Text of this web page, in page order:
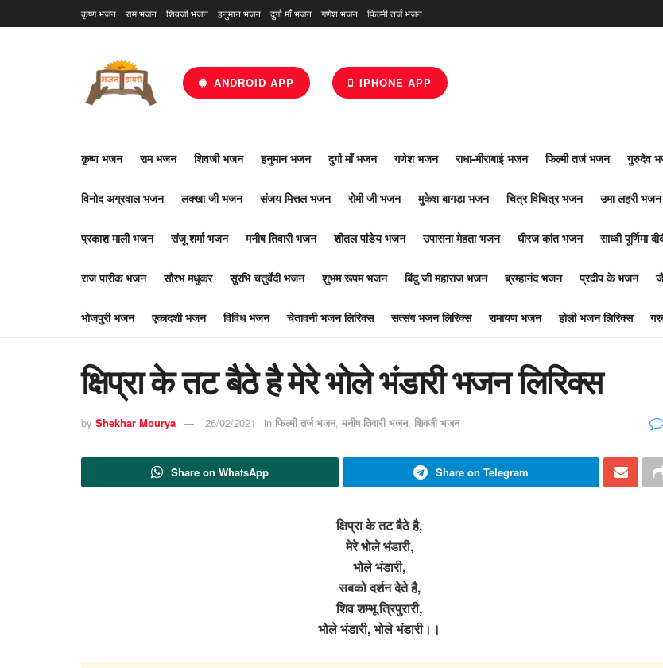
कृष्ण भजन राम भजन शिवजी भजन हनुमान भजन दुर्गा माँ भजन गणेश भजन फिल्मी तर्ज भजन
ANDROID APP IPHONE APP
कृष्ण भजन राम भजन शिवजी भजन हनुमान भजन दुर्गा माँ भजन गणेश भजन राधा-मीराबाई भजन फिल्मी तर्ज भजन गुरुदेव
विनोद अग्रवाल भजन लक्खा जी भजन संजय मित्तल भजन रोमी जी भजन मुकेश बागड़ा भजन चित्र विचित्र भजन उमा लहरी भजन
प्रकाश माली भजन संजू शर्मा भजन मनीष तिवारी भजन शीतल पांडेय भजन उपासना मेहता भजन धीरज कांत भजन साध्वी पूर्णिमा
राज पारीक भजन सौरभ मधुकर सुरभि चतुर्वेदी भजन शुभम रूपम भजन बिंदु जी महाराज भजन ब्रम्हानंद भजन प्रदीप के भजन
भोजपुरी भजन एकादशी भजन विविध भजन चेतावनी भजन लिरिक्स सत्संग भजन लिरिक्स रामायण भजन होली भजन लिरिक्स
क्षिप्रा के तट बैठे है मेरे भोले भंडारी भजन लिरिक्स
by Shekhar Mourya 26/02/2021 in फिल्मी तर्ज भजन, मनीष तिवारी भजन, शिवजी भजन
Share on WhatsApp Share on Telegram
क्षिप्रा के तट बैठे है,
मेरे भोले भंडारी,
भोले भंडारी,
सबको दर्शन देते है,
शिव शम्भू त्रिपुरारी,
भोले भंडारी, भोले भंडारी।।